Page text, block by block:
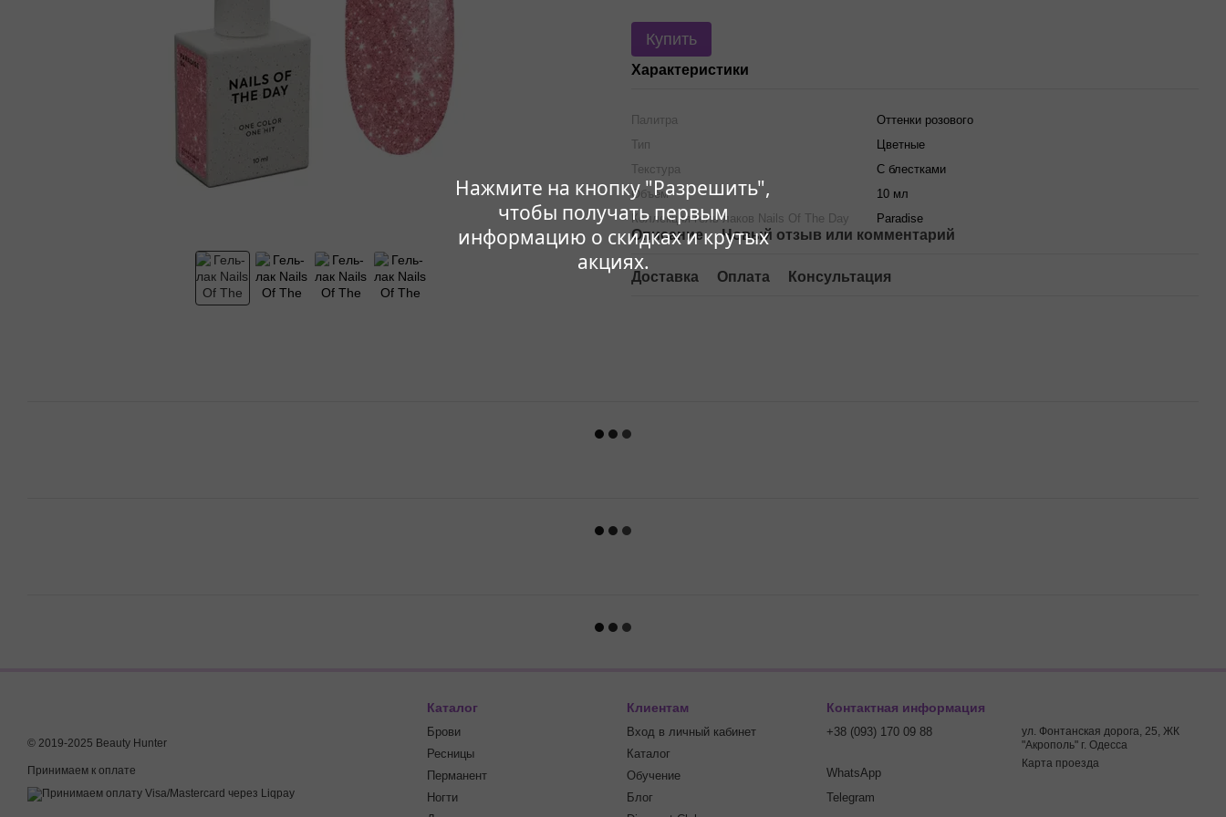
Нажмите на кнопку "Разрешить",
чтобы получать первым
информацию о скидках и крутых
акциях.
Купить
Характеристики
Палитра
Оттенки розового
Тип
Цветные
Текстура
С блестками
Объем
10 мл
Коллекция гель-лаков Nails Of The Day
Paradise
Описание Новый отзыв или комментарий
Доставка Оплата Консультация
© 2019-2025 Beauty Hunter
Принимаем к оплате
Каталог
Брови
Ресницы
Перманент
Ногти
Клиентам
Вход в личный кабинет
Каталог
Обучение
Блог
Контактная информация
+38 (093) 170 09 88
WhatsApp
Telegram
ул. Фонтанская дорога, 25, ЖК
"Акрополь" г. Одесса
Карта проезда